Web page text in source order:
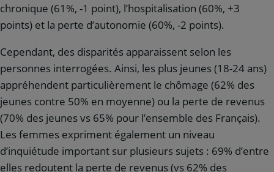
chronique (61%, -1 point), l’hospitalisation (60%, +3
points) et la perte d’autonomie (60%, -2 points).
Cependant, des disparités apparaissent selon les
personnes interrogées. Ainsi, les plus jeunes (18-24 ans)
appréhendent particulièrement le chômage (62% des
jeunes contre 50% en moyenne) ou la perte de revenus
(70% des jeunes vs 65% pour l’ensemble des Français).
Les femmes expriment également un niveau
d’inquiétude important sur plusieurs sujets : 69% d’entre
elles redoutent la perte de revenus (vs 62% des